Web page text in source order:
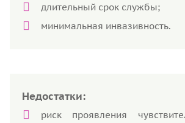
длительный срок службы;
минимальная инвазивность.
Недостатки:
риск проявления